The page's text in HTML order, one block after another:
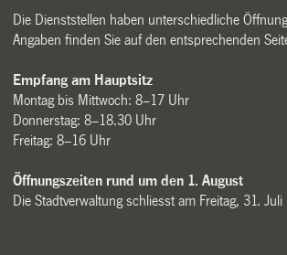
Die Dienststellen haben unterschiedliche
Angaben finden Sie auf den entsprechenden
Empfang am Hauptsitz
Montag bis Mittwoch: 8–17 Uhr
Donnerstag: 8–18.30 Uhr
Freitag: 8–16 Uhr
Öffnungszeiten rund um den 1. August
Die Stadtverwaltung schliesst am Freitag, 31.